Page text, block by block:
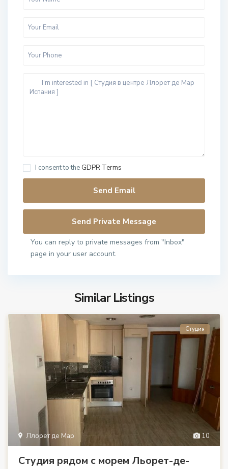
I consent to the GDPR Terms
You can reply to private messages from "Inbox"
page in your user account.
Similar Listings
10
Ллорет де Мар
Студия
Студия рядом с морем Льорет-де-